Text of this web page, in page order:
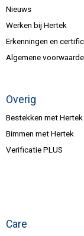
Nieuws
Werken bij Hertek
Erkenningen en
Algemene
Overig
Bestekken met Hertek
Bimmen met Hertek
Verificatie PLUS
Care